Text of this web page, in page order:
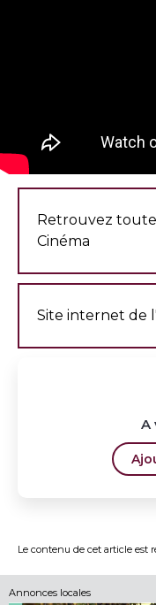
Retrouvez
Cinéma
Site internet de
A
Le contenu de cet article est
Annonces locales